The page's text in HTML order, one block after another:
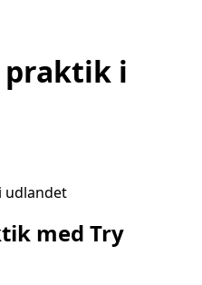
praktik i
med Try